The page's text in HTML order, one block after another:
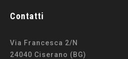
Contatti
Via Francesca 2/N
24040 Ciserano (BG)